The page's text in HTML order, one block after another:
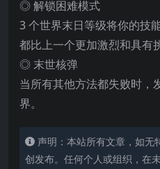
◎ 解锁困难模式
3 个世界末日等级将你的技
都比上一个更加激烈和具有
◎ 末世核弹
当所有其他方法都失败时，
界。
声明：本站所有文章，如无
创发布。任何个人或组织，在